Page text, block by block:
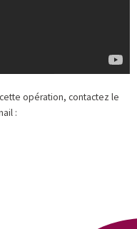
opération, contactez le
: